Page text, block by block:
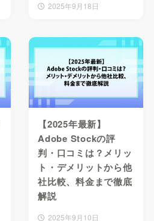
2025年9月18日
【2025年最新】
Adobe Stockの評
判・口コミは？メリッ
ト・デメリットから他
社比較、料金まで徹底
解説
2025年9月10日